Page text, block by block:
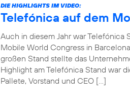
DIE HIGHLIGHTS IM VIDEO:
Telefónica auf dem
Auch in diesem Jahr war
Mobile World Congress in
großen Stand stellte das
Highlight am Telefónica Stand war
Pallete, Vorstand und CEO […]